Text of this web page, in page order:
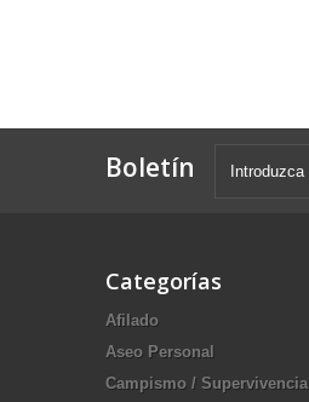
Boletín
Categorías
Afilado
Aseo Personal
Campismo / Supervivencia